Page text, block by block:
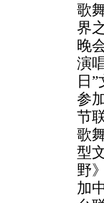
歌
界
晚
演
日
参
节
歌
型
野
加